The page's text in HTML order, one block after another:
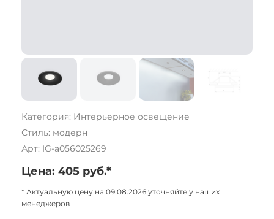
Категория: Интерьерное освещение
Стиль: модерн
Арт: IG-a056025269
Цена: 405 руб.*
* Актуальную цену на 09.08.2026 уточняйте у наших
менеджеров